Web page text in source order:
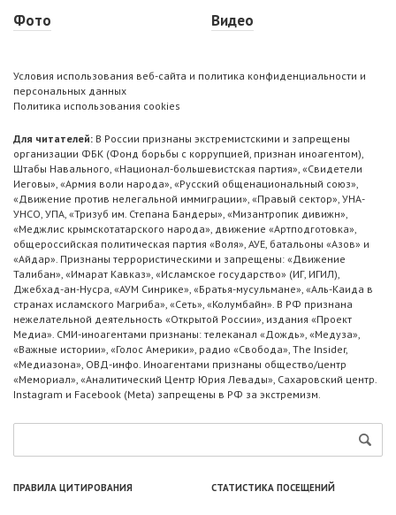
Фото
Видео
Условия использования веб-сайта и политика конфиденциальности и
персональных данных
Политика использования cookies
Для читателей: В России признаны экстремистскими и запрещены
организации ФБК (Фонд борьбы с коррупцией, признан иноагентом),
Штабы Навального, «Национал-большевистская партия», «Свидетели
Иеговы», «Армия воли народа», «Русский общенациональный союз»,
«Движение против нелегальной иммиграции», «Правый сектор», УНА-
УНСО, УПА, «Тризуб им. Степана Бандеры», «Мизантропик дивижн»,
«Меджлис крымскотатарского народа», движение «Артподготовка»,
общероссийская политическая партия «Воля», АУЕ, батальоны «Азов» и
«Айдар». Признаны террористическими и запрещены: «Движение
Талибан», «Имарат Кавказ», «Исламское государство» (ИГ, ИГИЛ),
Джебхад-ан-Нусра, «АУМ Синрике», «Братья-мусульмане», «Аль-Каида в
странах исламского Магриба», «Сеть», «Колумбайн». В РФ признана
нежелательной деятельность «Открытой России», издания «Проект
Медиа». СМИ-иноагентами признаны: телеканал «Дождь», «Медуза»,
«Важные истории», «Голос Америки», радио «Свобода», The Insider,
«Медиазона», ОВД-инфо. Иноагентами признаны общество/центр
«Мемориал», «Аналитический Центр Юрия Левады», Сахаровский центр.
Instagram и Facebook (Metа) запрещены в РФ за экстремизм.
ПРАВИЛА ЦИТИРОВАНИЯ СТАТИСТИКА ПОСЕЩЕНИЙ